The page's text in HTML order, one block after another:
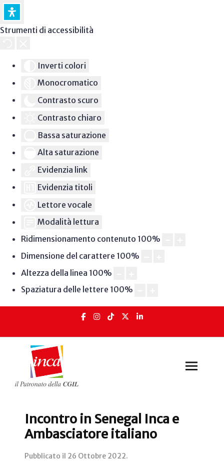
Strumenti di accessibilità
Inverti colori
Monocromatico
Contrasto scuro
Contrasto chiaro
Bassa saturazione
Alta saturazione
Evidenzia link
Evidenzia titoli
Lettore vocale
Modalità lettura
Ridimensionamento contenuto 100%
Dimensione del carattere 100%
Altezza della linea 100%
Spaziatura delle lettere 100%
Incontro in Senegal Inca e
Ambasciatore italiano
Pubblicato il 26 Ottobre 2022.